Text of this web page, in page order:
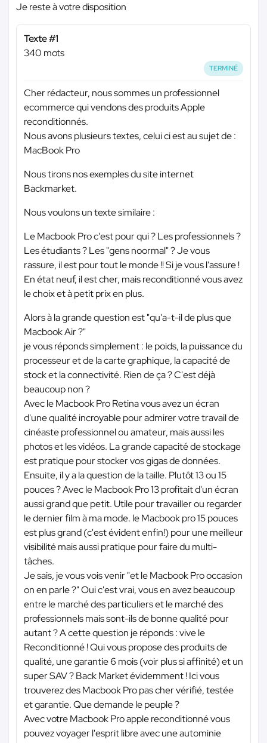
Je reste à votre disposition
Texte #1
340 mots
TERMINÉ
Cher rédacteur, nous sommes un professionnel
ecommerce qui vendons des produits Apple
reconditionnés.
Nous avons plusieurs textes, celui ci est au sujet de :
MacBook Pro
Nous tirons nos exemples du site internet
Backmarket.
Nous voulons un texte similaire :
Le Macbook Pro c'est pour qui ? Les professionnels ?
Les étudiants ? Les "gens noormal" ? Je vous
rassure, il est pour tout le monde !! Si je vous l'assure !
En état neuf, il est cher, mais reconditionné vous avez
le choix et à petit prix en plus.
Alors à la grande question est "qu'a-t-il de plus que
Macbook Air ?"
je vous réponds simplement : le poids, la puissance du
processeur et de la carte graphique, la capacité de
stock et la connectivité. Rien de ça ? C'est déjà
beaucoup non ?
Avec le Macbook Pro Retina vous avez un écran
d'une qualité incroyable pour admirer votre travail de
cinéaste professionnel ou amateur, mais aussi les
photos et les vidéos. La grande capacité de stockage
est pratique pour stocker vos gigas de données.
Ensuite, il y a la question de la taille. Plutôt 13 ou 15
pouces ? Avec le Macbook Pro 13 profitait d'un écran
aussi grand que petit. Utile pour travailler ou regarder
le dernier film à ma mode. le Macbook pro 15 pouces
est plus grand (c'est évident enfin!) pour une meilleur
visibilité mais aussi pratique pour faire du multi-
tâches.
Je sais, je vous vois venir "et le Macbook Pro occasion
on en parle ?" Oui c'est vrai, vous en avez beaucoup
entre le marché des particuliers et le marché des
professionnels mais sont-ils de bonne qualité pour
autant ? A cette question je réponds : vive le
Reconditionné ! Qui vous propose des produits de
qualité, une garantie 6 mois (voir plus si affinité) et un
super SAV ? Back Market évidemment ! Ici vous
trouverez des Macbook Pro pas cher vérifié, testée
et garantie. Que demande le peuple ?
Avec votre Macbook Pro apple reconditionné vous
pouvez voyager l'esprit libre avec une autominie